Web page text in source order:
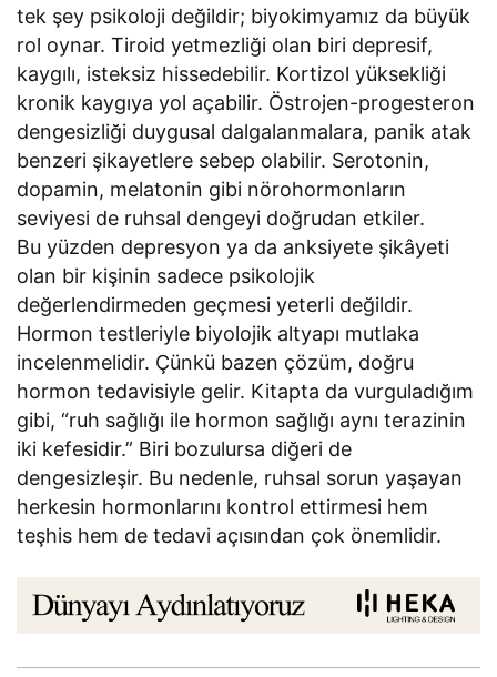
tek şey psikoloji değildir; biyokimyamız da büyük
rol oynar. Tiroid yetmezliği olan biri depresif,
kaygılı, isteksiz hissedebilir. Kortizol yüksekliği
kronik kaygıya yol açabilir. Östrojen-progesteron
dengesizliği duygusal dalgalanmalara, panik atak
benzeri şikayetlere sebep olabilir. Serotonin,
dopamin, melatonin gibi nörohormonların
seviyesi de ruhsal dengeyi doğrudan etkiler.
Bu yüzden depresyon ya da anksiyete şikâyeti
olan bir kişinin sadece psikolojik
değerlendirmeden geçmesi yeterli değildir.
Hormon testleriyle biyolojik altyapı mutlaka
incelenmelidir. Çünkü bazen çözüm, doğru
hormon tedavisiyle gelir. Kitapta da vurguladığım
gibi, “ruh sağlığı ile hormon sağlığı aynı terazinin
iki kefesidir.” Biri bozulursa diğeri de
dengesizleşir. Bu nedenle, ruhsal sorun yaşayan
herkesin hormonlarını kontrol ettirmesi hem
teşhis hem de tedavi açısından çok önemlidir.